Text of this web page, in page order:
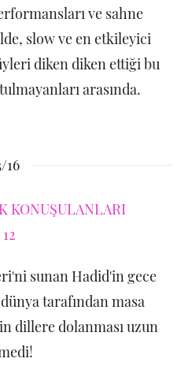
ve sahne
slow ve en etkileyici
diken diken ettiği bu
arasında.
16
sunan Hadid'in gece
tarafından masa
dillere dolanması uzun